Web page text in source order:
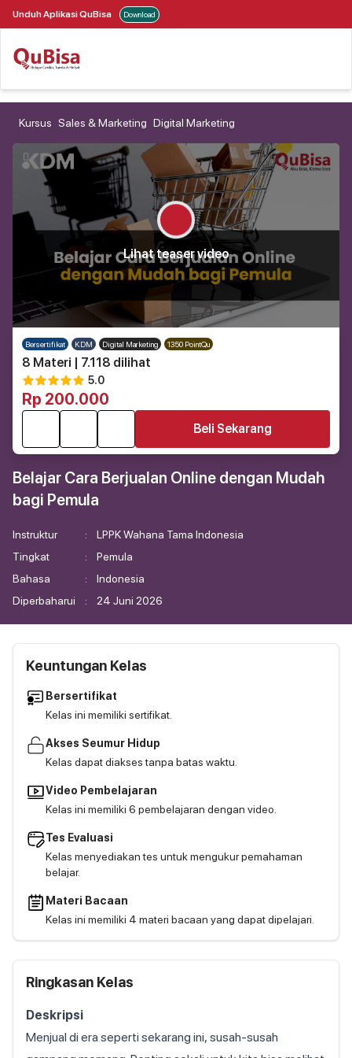
Unduh Aplikasi QuBisa Download
Kursus Sales & Marketing Digital Marketing
Lihat teaser video
Bersertifikat KDM Digital Marketing 1350 PointQu
8 Materi | 7.118 dilihat
5.0
Rp 200.000
Beli Sekarang
Belajar Cara Berjualan Online dengan Mudah
bagi Pemula
Instruktur :
LPPK Wahana Tama Indonesia
Tingkat
:
Pemula
Bahasa
:
Indonesia
Diperbaharui
: 24 Juni 2026
Keuntungan Kelas
Bersertifikat
Kelas ini memiliki sertifikat.
Akses Seumur Hidup
Kelas dapat diakses tanpa batas waktu.
Video Pembelajaran
Kelas ini memiliki 6 pembelajaran dengan video.
Tes Evaluasi
Kelas menyediakan tes untuk mengukur pemahaman
belajar.
Materi Bacaan
Kelas ini memiliki 4 materi bacaan yang dapat dipelajari.
Ringkasan Kelas
Deskripsi
Menjual di era seperti sekarang ini, susah-susah